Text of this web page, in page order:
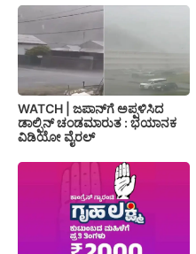
WATCH | ಜಪಾನ್‌ಗೆ ಅಪ್ಪಳಿಸಿದ
ಡಾಲ್ಫಿನ್ ಚಂಡಮಾರುತ : ಭಯಾನಕ
ವಿಡಿಯೋ ವೈರಲ್